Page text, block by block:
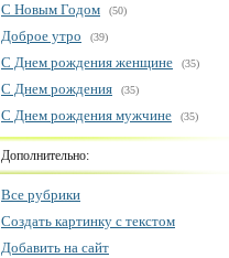
С Новым Годом
(50)
Доброе утро (39)
С Днем рождения женщине (35)
С Днем рождения (35)
С Днем рождения мужчине (35)
Дополнительно:
Все рубрики
Создать картинку с текстом
Добавить на сайт